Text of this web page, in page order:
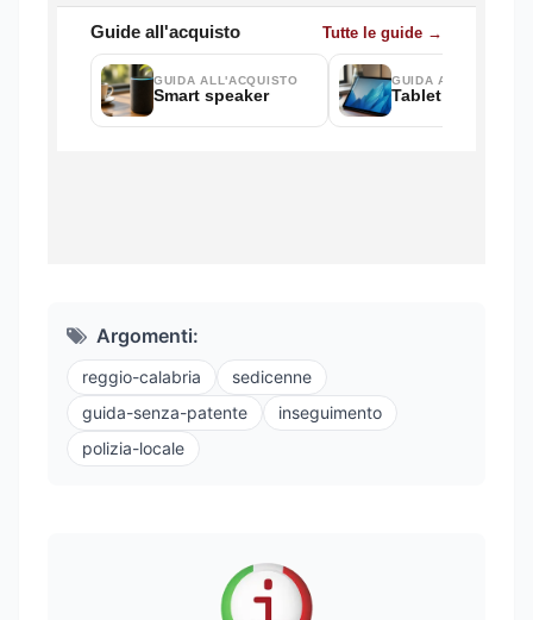
Argomenti:
reggio-calabria
sedicenne
guida-senza-patente
inseguimento
polizia-locale